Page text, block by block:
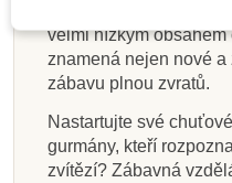
Přidat do košíku
Přidat do košíku
Přidat do košíku
Přidat do košíku
velmi nízkým obsahem
znamená nejen nové
zábavu plnou zvratů.
Nastartujte své
gurmány, kteří
zvítězí? Zábavná